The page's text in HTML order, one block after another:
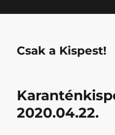
Csak a Kispest!
2020.04.22.